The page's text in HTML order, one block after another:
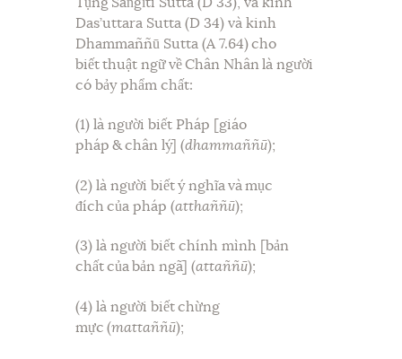
Das’uttara Sutta (D 34) và kinh
Dhammaññū Sutta (A 7.64) cho
biết thuật ngữ về Chân Nhân là người
có bảy phẩm chất:
(1) là người biết Pháp [giáo
pháp & chân lý] (dhammaññū);
(2) là người biết ý nghĩa và mục
đích của pháp (atthaññū);
(3) là người biết chính mình [bản
chất của bản ngã] (attaññū);
(4) là người biết chừng
mực (mattaññū);